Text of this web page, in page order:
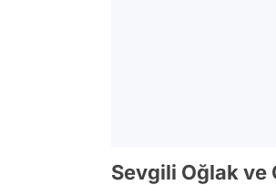
Sevgili Oğlak ve